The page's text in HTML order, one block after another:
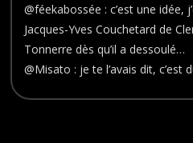
@féekabossée : c’est une idée,
Jacques-Yves Couchetard de
Tonnerre dès qu’il a dessoulé…
@Misato : je te l’avais dit, c’est